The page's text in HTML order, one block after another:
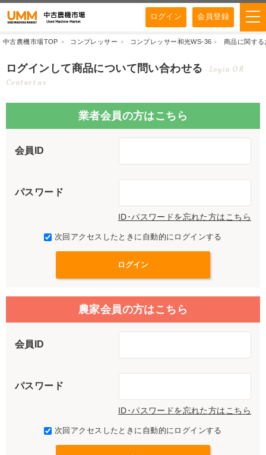
ログイン 会員登録
中古農機市場TOP コンプレッサー コンプレッサー和光WS-36 商品に関す
ログインして商品について問い合わせる
Login OR
Contact us
業者会員の方はこちら
会員ID
パスワード
ID･パスワードを忘れた方はこちら
次回アクセスしたときに自動的にログインする
農家会員の方はこちら
会員ID
パスワード
ID･パスワードを忘れた方はこちら
次回アクセスしたときに自動的にログインする